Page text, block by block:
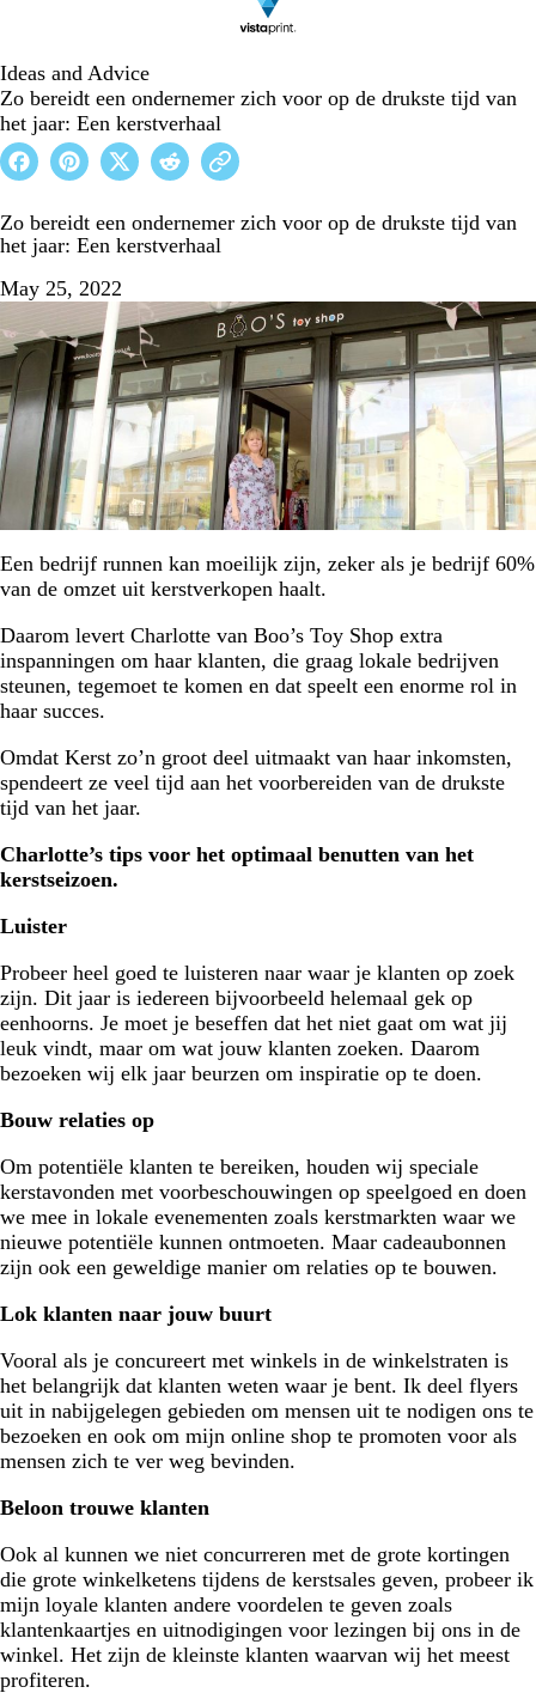
Ideas and Advice
Zo bereidt een ondernemer zich voor op de drukste tijd van
het jaar: Een kerstverhaal
Zo bereidt een ondernemer zich voor op de drukste tijd van
het jaar: Een kerstverhaal
May 25, 2022
Een bedrijf runnen kan moeilijk zijn, zeker als je bedrijf 60%
van de omzet uit kerstverkopen haalt.
Daarom levert Charlotte van Boo’s Toy Shop extra
inspanningen om haar klanten, die graag lokale bedrijven
steunen, tegemoet te komen en dat speelt een enorme rol in
haar succes.
Omdat Kerst zo’n groot deel uitmaakt van haar inkomsten,
spendeert ze veel tijd aan het voorbereiden van de drukste
tijd van het jaar.
Charlotte’s tips voor het optimaal benutten van het
kerstseizoen.
Luister
Probeer heel goed te luisteren naar waar je klanten op zoek
zijn. Dit jaar is iedereen bijvoorbeeld helemaal gek op
eenhoorns. Je moet je beseffen dat het niet gaat om wat jij
leuk vindt, maar om wat jouw klanten zoeken. Daarom
bezoeken wij elk jaar beurzen om inspiratie op te doen.
Bouw relaties op
Om potentiële klanten te bereiken, houden wij speciale
kerstavonden met voorbeschouwingen op speelgoed en doen
we mee in lokale evenementen zoals kerstmarkten waar we
nieuwe potentiële kunnen ontmoeten. Maar cadeaubonnen
zijn ook een geweldige manier om relaties op te bouwen.
Lok klanten naar jouw buurt
Vooral als je concureert met winkels in de winkelstraten is
het belangrijk dat klanten weten waar je bent. Ik deel flyers
uit in nabijgelegen gebieden om mensen uit te nodigen ons te
bezoeken en ook om mijn online shop te promoten voor als
mensen zich te ver weg bevinden.
Beloon trouwe klanten
Ook al kunnen we niet concurreren met de grote kortingen
die grote winkelketens tijdens de kerstsales geven, probeer ik
mijn loyale klanten andere voordelen te geven zoals
klantenkaartjes en uitnodigingen voor lezingen bij ons in de
winkel. Het zijn de kleinste klanten waarvan wij het meest
profiteren.